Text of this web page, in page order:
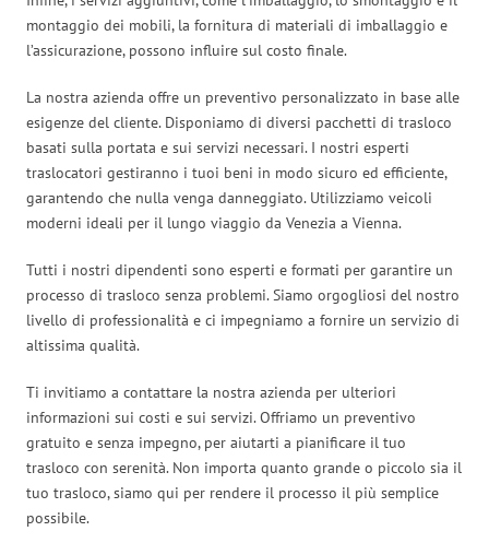
montaggio dei mobili, la fornitura di materiali di imballaggio e
l’assicurazione, possono influire sul costo finale.
La nostra azienda offre un preventivo personalizzato in base alle
esigenze del cliente. Disponiamo di diversi pacchetti di trasloco
basati sulla portata e sui servizi necessari. I nostri esperti
traslocatori gestiranno i tuoi beni in modo sicuro ed efficiente,
garantendo che nulla venga danneggiato. Utilizziamo veicoli
moderni ideali per il lungo viaggio da Venezia a Vienna.
Tutti i nostri dipendenti sono esperti e formati per garantire un
processo di trasloco senza problemi. Siamo orgogliosi del nostro
livello di professionalità e ci impegniamo a fornire un servizio di
altissima qualità.
Ti invitiamo a contattare la nostra azienda per ulteriori
informazioni sui costi e sui servizi. Offriamo un preventivo
gratuito e senza impegno, per aiutarti a pianificare il tuo
trasloco con serenità. Non importa quanto grande o piccolo sia il
tuo trasloco, siamo qui per rendere il processo il più semplice
possibile.